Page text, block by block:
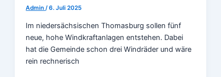
Admin/6. Juli 2025
Im niedersächsischen Thomasburg sollen fünf
neue, hohe Windkraftanlagen entstehen. Dabei
hat die Gemeinde schon drei Windräder und wäre
rein rechnerisch